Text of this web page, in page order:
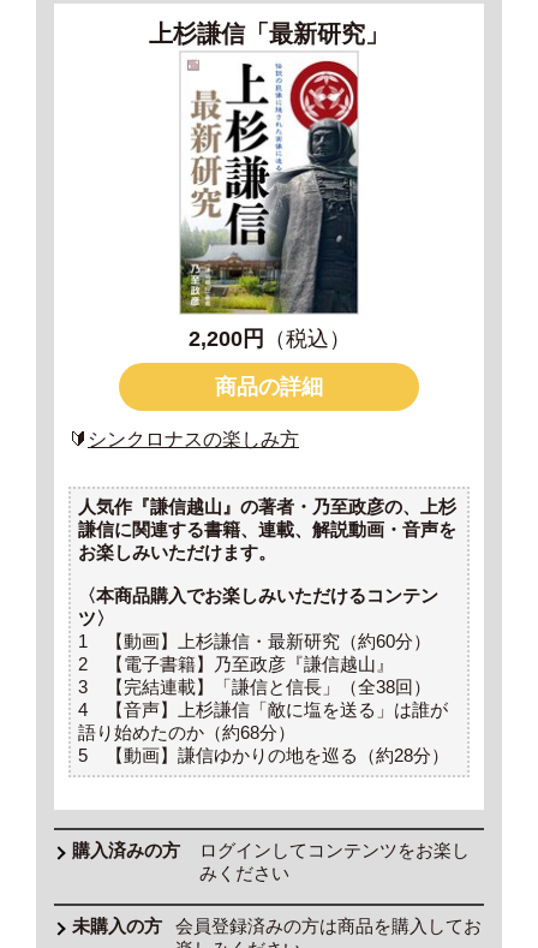
上杉謙信「最新研究」
2,200円
（税込）
商品の詳細
🔰 シンクロナスの楽しみ方
人気作『謙信越山』の著者・乃至政彦の、上杉
謙信に関連する書籍、連載、解説動画・音声を
お楽しみいただけます。
〈本商品購入でお楽しみいただけるコンテン
ツ〉
1 【動画】上杉謙信・最新研究（約60分）
2 【電子書籍】乃至政彦『謙信越山』
3 【完結連載】「謙信と信長」（全38回）
4 【音声】上杉謙信「敵に塩を送る」は誰が
語り始めたのか（約68分）
5 【動画】謙信ゆかりの地を巡る（約28分）
ログインしてコンテンツをお楽し
みください
会員登録済みの方は商品を購入してお